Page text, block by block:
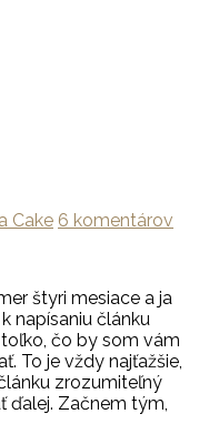
Cake 6 komentárov
štyri mesiace a ja
napísaniu článku
čo by som vám
To je vždy najťažšie,
zrozumiteľný
ďalej. Začnem tým,